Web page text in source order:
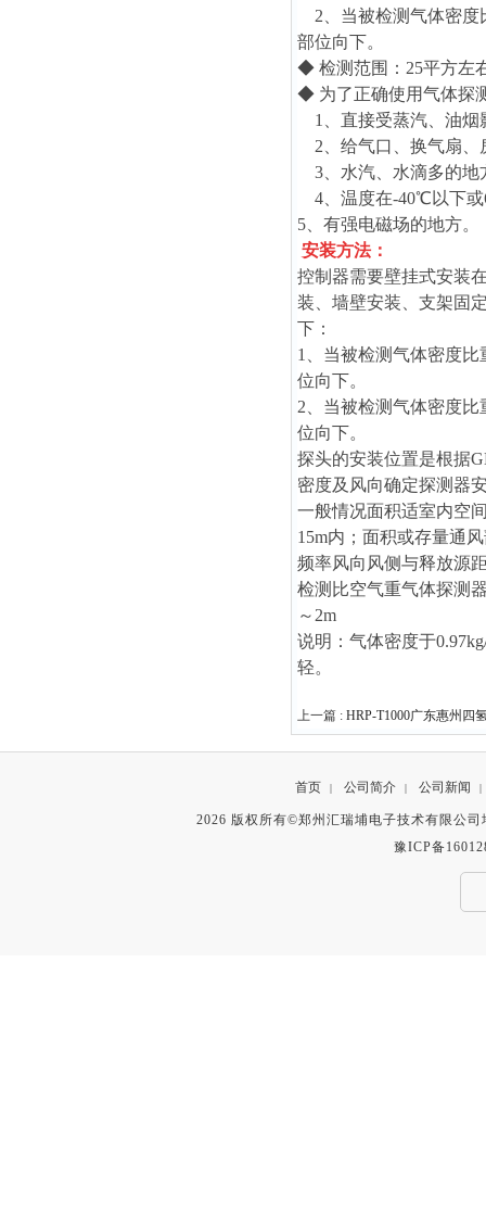
2、当被检测气体密度
部位向下。
◆ 检测范围：25平方左
◆ 为了正确使用气体探
1、直接受蒸汽、油烟
2、给气口、换气扇、
3、水汽、水滴多的地
4、温度在-40℃以下
5、有强电磁场的地方。
安装方法：
控制器需要壁挂式安装
装、墙壁安装、支架固
下：
1、当被检测气体密度
位向下。
2、当被检测气体密度
位向下。
探头的安装位置是根据
密度及风向确定探测器
一般情况面积适室内空
15m内；面积或存量通
频率风向风侧与释放源
检测比空气重气体探测
～2m
说明：气体密度于
轻。
上一篇 : HRP-T1000广东惠州四
首页 | 公司简介 | 公司新闻 |
2026 版权所有©郑州汇瑞埔电子技术有限公
豫ICP备